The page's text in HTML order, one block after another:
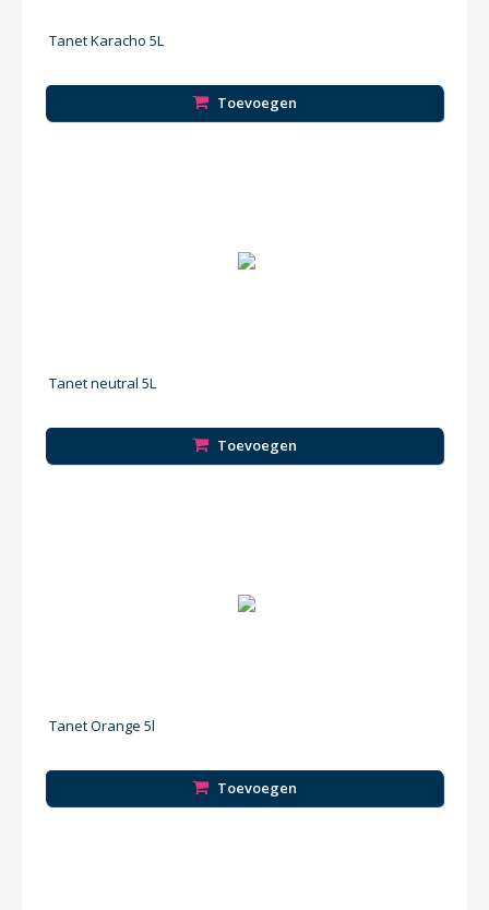
Tanet Karacho 5L
Toevoegen
Tanet neutral 5L
Toevoegen
Tanet Orange 5l
Toevoegen